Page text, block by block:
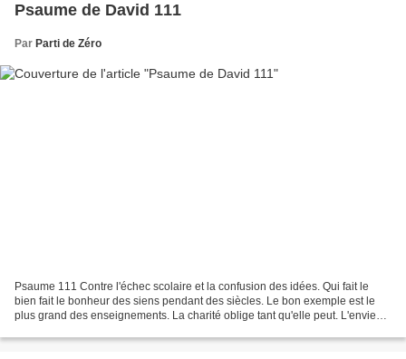
Psaume de David 111
Par Parti de Zéro
Psaume 111 Contre l'échec scolaire et la confusion des idées. Qui fait le
bien fait le bonheur des siens pendant des siècles. Le bon exemple est le
plus grand des enseignements. La charité oblige tant qu'elle peut. L'envie